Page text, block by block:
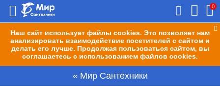
Наш сайт использует файлы cookies. Это позволяет нам
анализировать взаимодействие посетителей с сайтом и
делать его лучше. Продолжая пользоваться сайтом, вы
соглашаетесь с использованием файлов cookies.
0
Мир Сантехники